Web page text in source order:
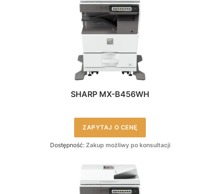
SHARP MX-B456WH
ZAPYTAJ O CENĘ
Dostępność: Zakup możliwy po konsultacji